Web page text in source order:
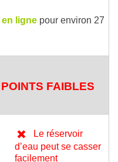
en ligne pour environ 27
POINTS FAIBLES
Le réservoir
d’eau peut se casser
facilement